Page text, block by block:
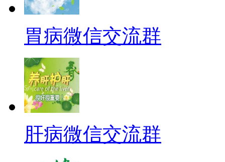
胃病微信交流群
肝病微信交流群